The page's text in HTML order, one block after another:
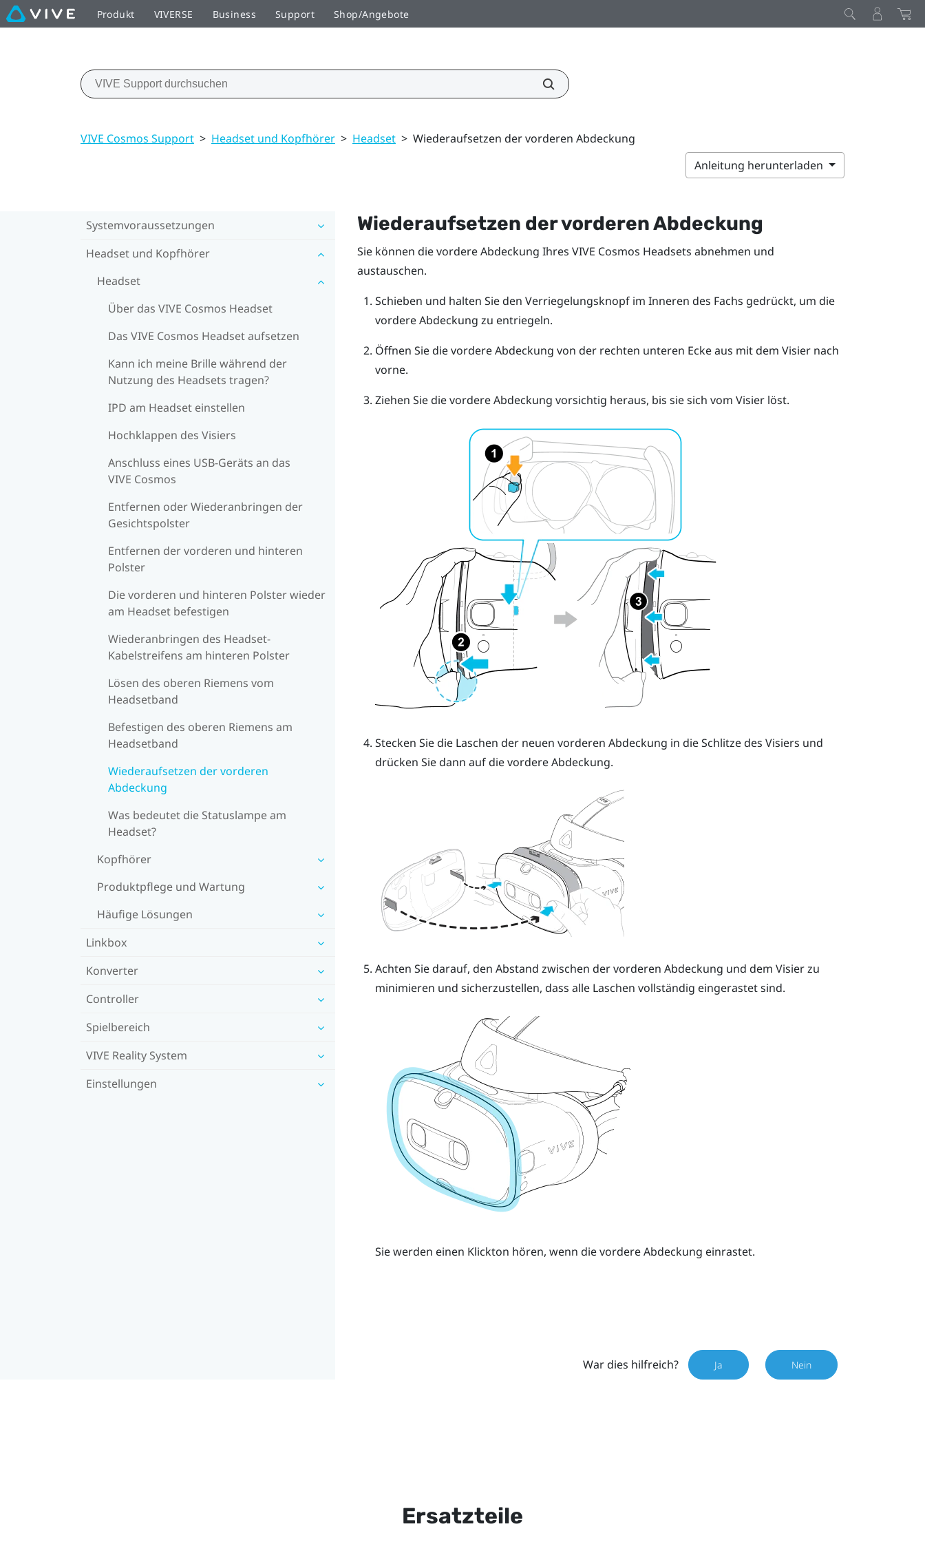
Produkt VIVERSE Business Support Shop/Angebote
VIVE Cosmos Support > Headset und Kopfhörer > Headset > Wiederaufsetzen der vorderen Abdeckung
Anleitung herunterladen
Systemvoraussetzungen
Headset und Kopfhörer
Headset
Über das VIVE Cosmos Headset
Das VIVE Cosmos Headset aufsetzen
Kann ich meine Brille während der
Nutzung des Headsets tragen?
IPD am Headset einstellen
Hochklappen des Visiers
Anschluss eines USB-Geräts an das
VIVE Cosmos
Entfernen oder Wiederanbringen der
Gesichtspolster
Entfernen der vorderen und hinteren
Polster
Die vorderen und hinteren Polster wieder
am Headset befestigen
Wiederanbringen des Headset-
Kabelstreifens am hinteren Polster
Lösen des oberen Riemens vom
Headsetband
Befestigen des oberen Riemens am
Headsetband
Wiederaufsetzen der vorderen
Abdeckung
Was bedeutet die Statuslampe am
Headset?
Kopfhörer
Produktpflege und Wartung
Häufige Lösungen
Linkbox
Konverter
Controller
Spielbereich
VIVE Reality System
Einstellungen
Wiederaufsetzen der vorderen Abdeckung
Sie können die vordere Abdeckung Ihres VIVE Cosmos Headsets abnehmen und
austauschen.
Schieben und halten Sie den Verriegelungsknopf im Inneren des Fachs gedrückt, um die
vordere Abdeckung zu entriegeln.
Öffnen Sie die vordere Abdeckung von der rechten unteren Ecke aus mit dem Visier nach
vorne.
Ziehen Sie die vordere Abdeckung vorsichtig heraus, bis sie sich vom Visier löst.
Stecken Sie die Laschen der neuen vorderen Abdeckung in die Schlitze des Visiers und
drücken Sie dann auf die vordere Abdeckung.
Achten Sie darauf, den Abstand zwischen der vorderen Abdeckung und dem Visier zu
minimieren und sicherzustellen, dass alle Laschen vollständig eingerastet sind.
Sie werden einen Klickton hören, wenn die vordere Abdeckung einrastet.
War dies hilfreich? Ja Nein
Ersatzteile